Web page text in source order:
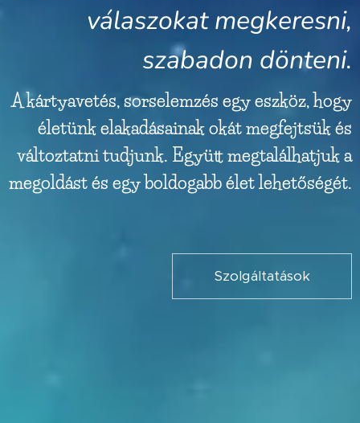
válaszokat megkeresni,
szabadon dönteni.
A kártyavetés, sorselemzés egy eszköz, hogy
életünk elakadásainak okát megfejtsük és
változtatni tudjunk. Együtt megtalálhatjuk a
megoldást és egy boldogabb élet lehetőségét.
Szolgáltatások